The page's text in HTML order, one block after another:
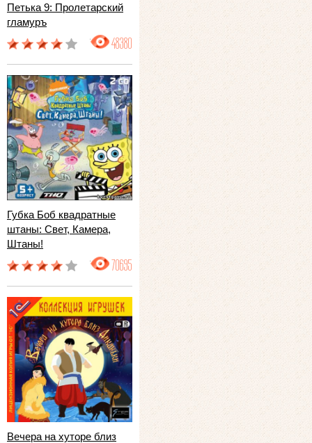
Петька 9: Пролетарский
гламуръ
48380
Губка Боб квадратные
штаны: Свет, Камера,
Штаны!
70695
Вечера на хуторе близ